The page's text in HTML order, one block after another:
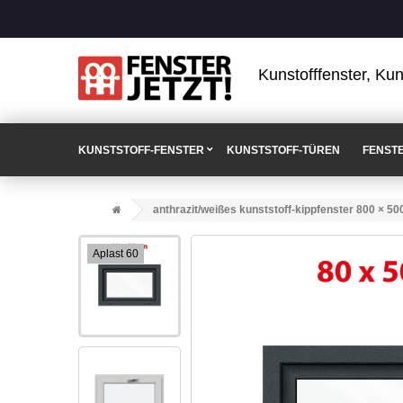
Kunstofffenster,
KUNSTSTOFF-FENSTER KUNSTSTOFF-TÜREN
anthrazit/weißes kunststoff-kippfenster 800 ×
Aplast 60